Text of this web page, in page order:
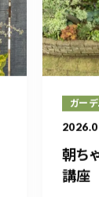
ガー
朝ち
講座